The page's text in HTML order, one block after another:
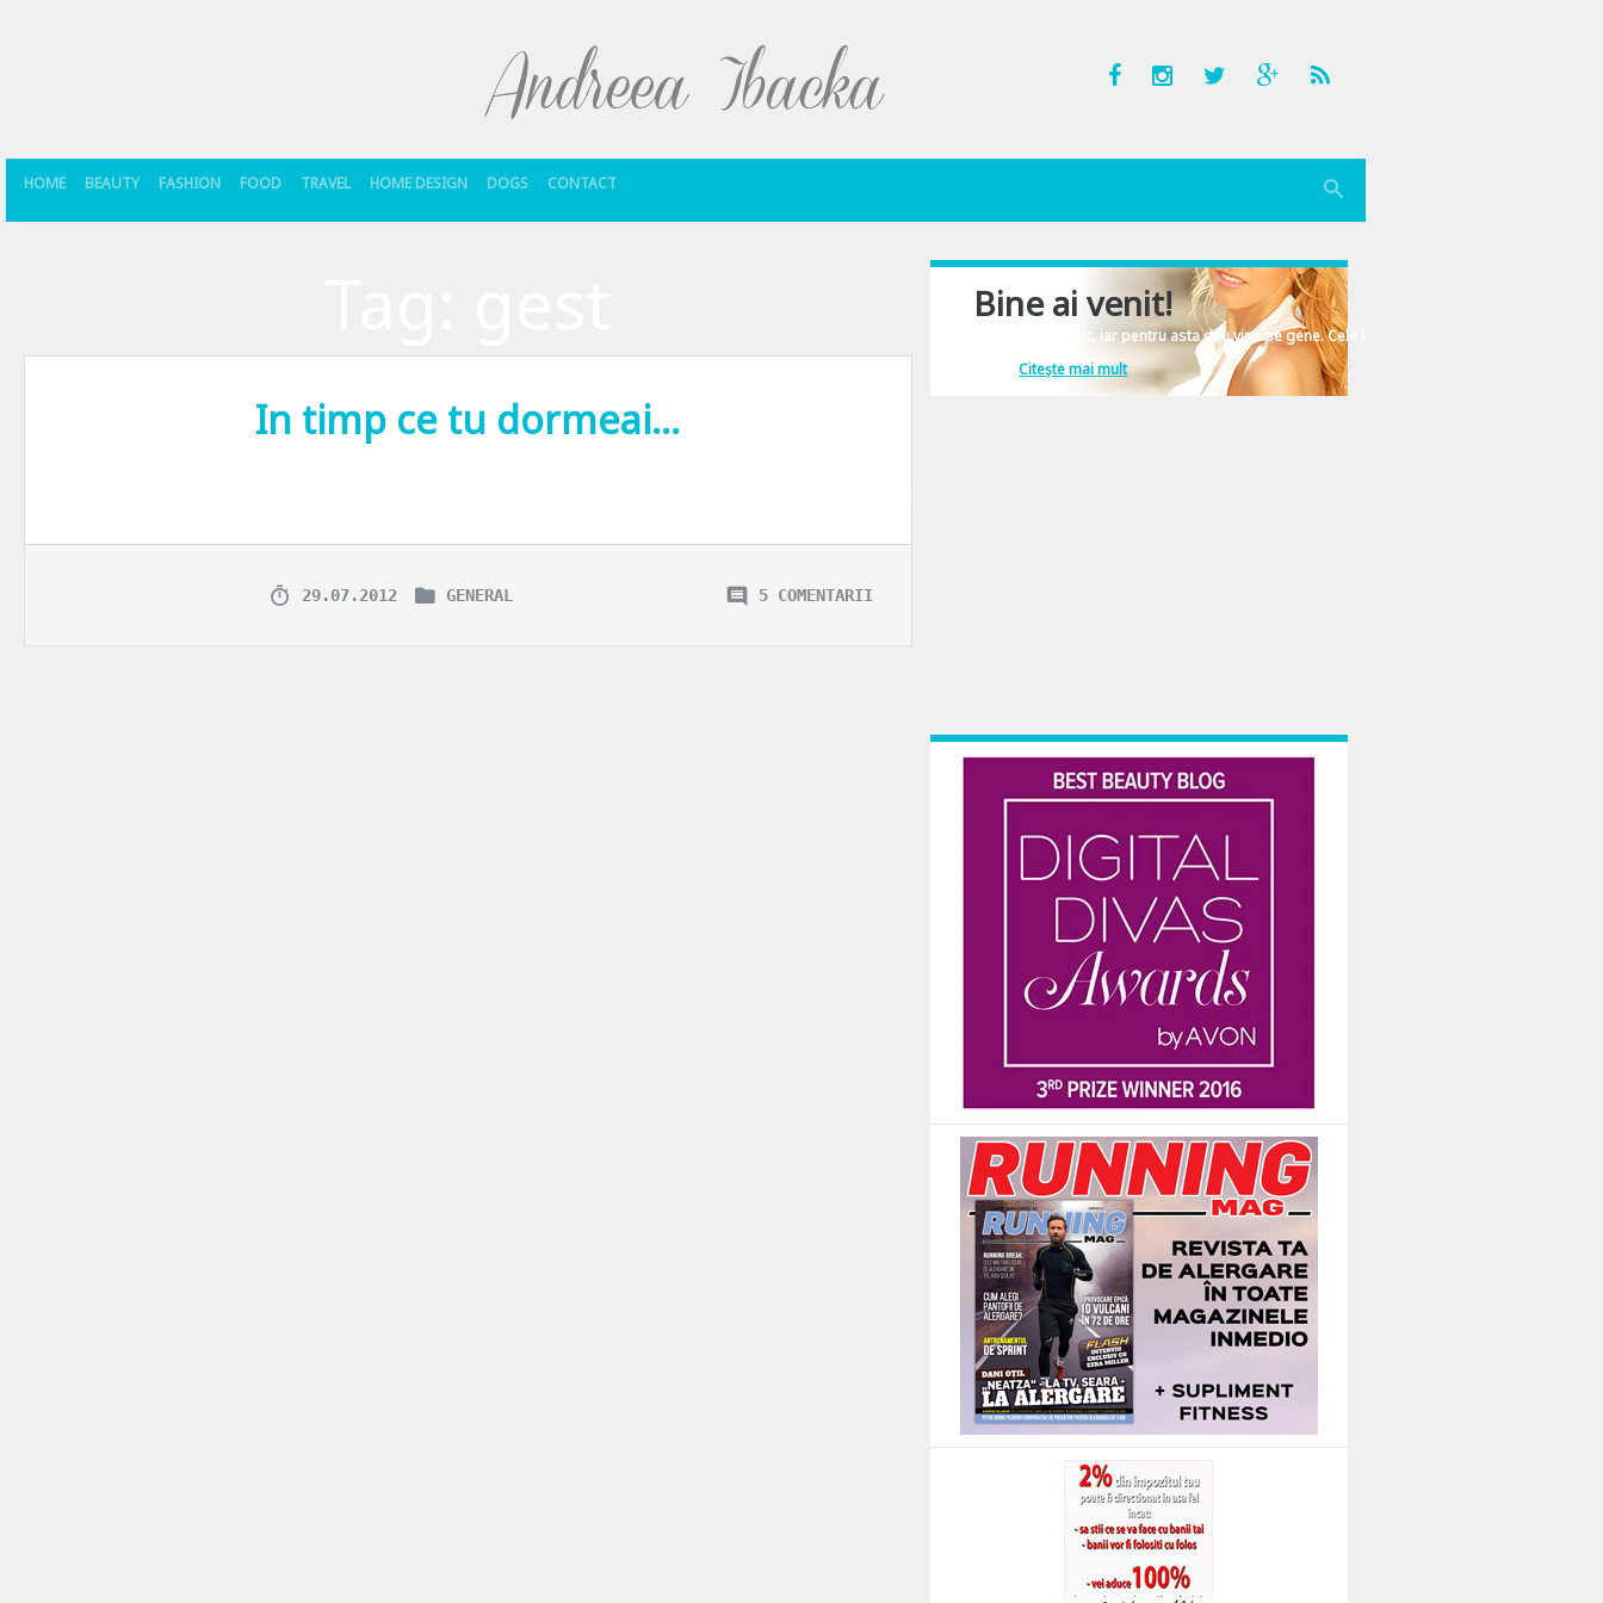
HOME BEAUTY FASHION FOOD TRAVEL HOME DESIGN DOGS CONTACT
In timp ce tu dormeai…
In societatea de azi sinceritatea si gesturile involuntare sunt tot mai rare. Grimasele sunt adesea controlate, vorbele atent alese, iar gesturile sunt lingusitoare, incat cu greu deosebim inocenta pura de perversitatea
29.07.2012 GENERAL 5 COMENTARII
Bine ai venit!
Îmi place să comunic, iar pentru asta dau vina pe gene. Cele înscrise în ADN-ul femeiesc.
Citește mai mult